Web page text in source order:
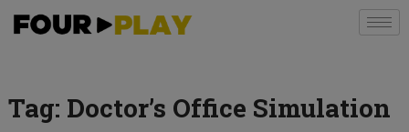
Tag: Doctor’s Office Simulation